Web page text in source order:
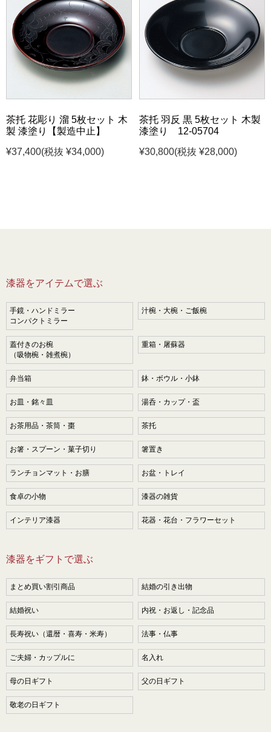
茶托 花彫り 溜 5枚セット 木
製 漆塗り【製造中止】
¥37,400(税抜 ¥34,000)
茶托 羽反 黒 5枚セット 木製
漆塗り 12-05704
¥30,800(税抜 ¥28,000)
漆器をアイテムで選ぶ
手鏡・ハンドミラー
コンパクトミラー
汁椀・大椀・ご飯椀
蓋付きのお椀
（吸物椀・雑煮椀）
重箱・屠蘇器
弁当箱 鉢・ボウル・小鉢
お皿・銘々皿 湯呑・カップ・盃
お茶用品・茶筒・棗 茶托
お箸・スプーン・菓子切り 箸置き
ランチョンマット・お膳 お盆・トレイ
食卓の小物 漆器の雑貨
インテリア漆器 花器・花台・フラワーセット
漆器をギフトで選ぶ
まとめ買い割引商品 結婚の引き出物
結婚祝い 内祝・お返し・記念品
長寿祝い（還暦・喜寿・米寿） 法事・仏事
ご夫婦・カップルに 名入れ
母の日ギフト 父の日ギフト
敬老の日ギフト